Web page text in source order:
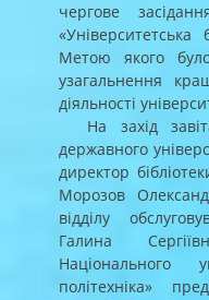
чергове
«Університетська
Метою якого
узагальнення
діяльності
На захід
державного
директор
Морозов
відділу
Галина
Національного
політехніка»